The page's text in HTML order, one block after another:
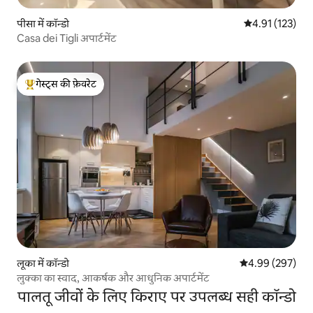
पीसा में कॉन्डो औसत रेटिंग 5 में से
4.91 (123)
Casa dei Tigli अपार्टमेंट
गेस्ट्स का टॉप फ़ेवरेट
गेस्ट्स की फ़ेवरेट
लूका में कॉन्डो औसत रेटिंग 5 में से
4.99 (297)
लुक्का का स्वाद, आकर्षक और आधुनिक अपार्टमेंट
पालतू जीवों के लिए किराए पर उपलब्ध सही कॉन्डो